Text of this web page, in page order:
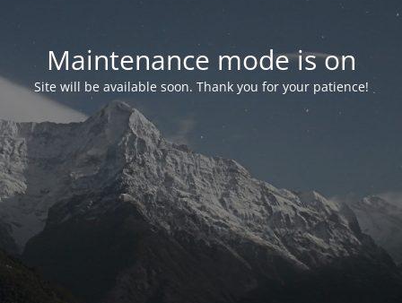
Maintenance mode is on
Site will be available soon. Thank you for your patience!